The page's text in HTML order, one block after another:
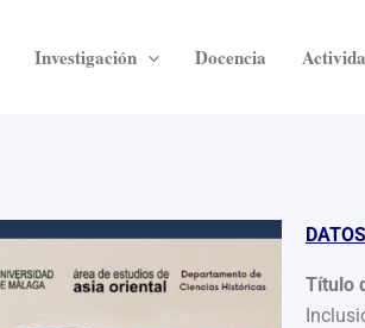
Investigación Docencia
Título